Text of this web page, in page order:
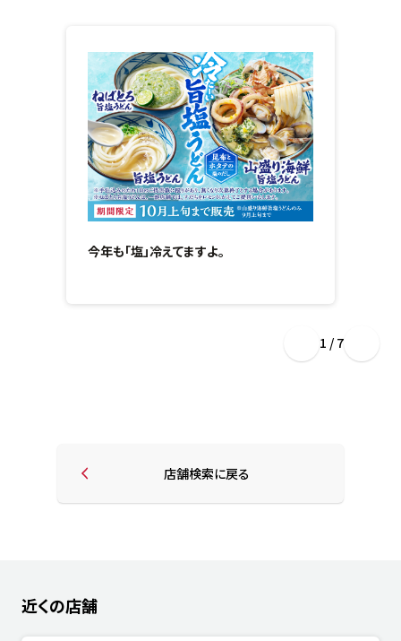
今年も「塩」冷えてますよ。
1 / 7
店舗検索に戻る
近くの店舗